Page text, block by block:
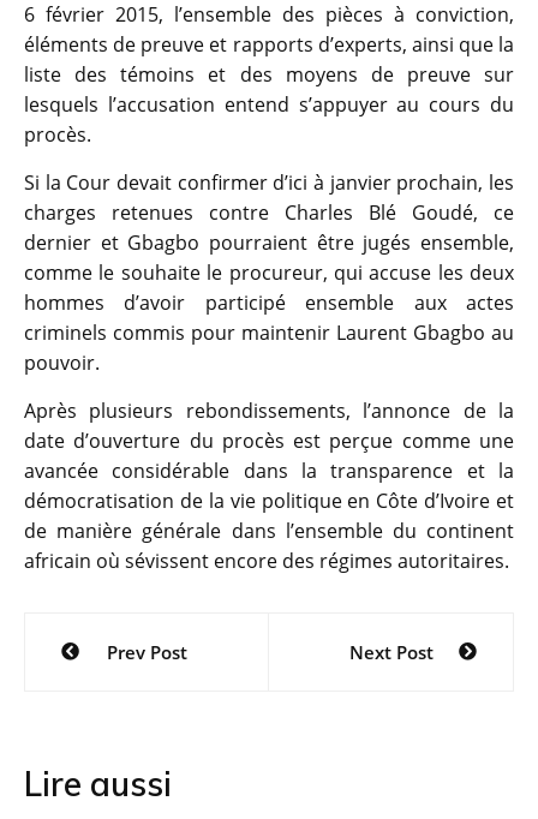
6 février 2015, l’ensemble des pièces à conviction,
éléments de preuve et rapports d’experts, ainsi que la
liste des témoins et des moyens de preuve sur
lesquels l’accusation entend s’appuyer au cours du
procès.
Si la Cour devait confirmer d’ici à janvier prochain, les
charges retenues contre Charles Blé Goudé, ce
dernier et Gbagbo pourraient être jugés ensemble,
comme le souhaite le procureur, qui accuse les deux
hommes d’avoir participé ensemble aux actes
criminels commis pour maintenir Laurent Gbagbo au
pouvoir.
Après plusieurs rebondissements, l’annonce de la
date d’ouverture du procès est perçue comme une
avancée considérable dans la transparence et la
démocratisation de la vie politique en Côte d’Ivoire et
de manière générale dans l’ensemble du continent
africain où sévissent encore des régimes autoritaires.
Navigation
Prev Post Next Post
Lire aussi